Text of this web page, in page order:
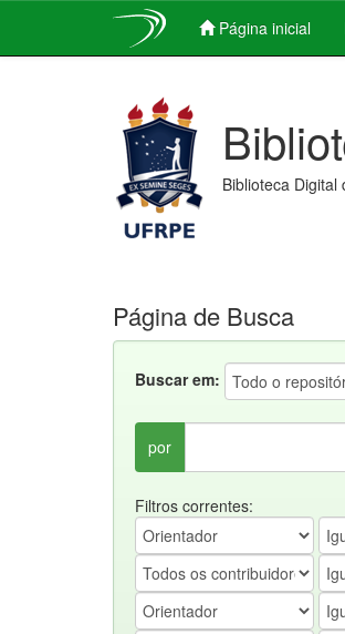
Página inicial
Biblioteca Digital
Página de Busca
Buscar em:
por
Filtros correntes: